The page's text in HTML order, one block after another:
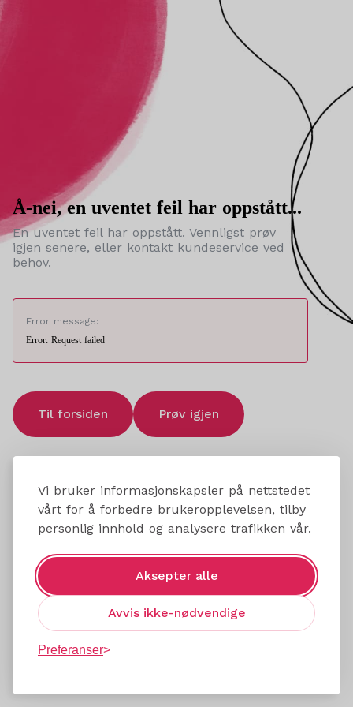
Vi bruker informasjonskapsler på nettstedet
vårt for å forbedre brukeropplevelsen, tilby
personlig innhold og analysere trafikken vår.
Aksepter alle
Avvis ikke-nødvendige
Preferanser
Å-nei, en uventet feil har oppstått...
En uventet feil har oppstått. Vennligst prøv
igjen senere, eller kontakt kundeservice ved
behov.
Error message:
Error: Request failed
Til forsiden Prøv igjen